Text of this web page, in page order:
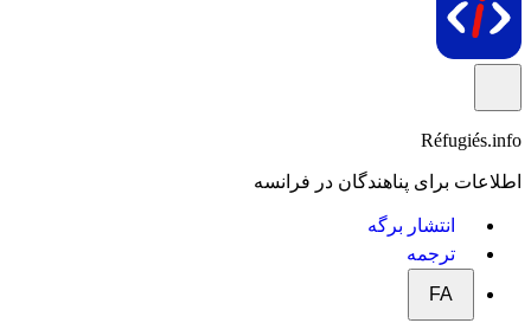
Réfugiés.info
اطلاعات برای پناهندگان در فرانسه
انتشار برگه
ترجمه
FA